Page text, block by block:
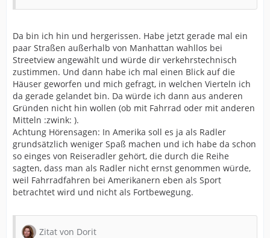
Da bin ich hin und hergerissen. Habe jetzt gerade mal ein
paar Straßen außerhalb von Manhattan wahllos bei
Streetview angewählt und würde dir verkehrstechnisch
zustimmen. Und dann habe ich mal einen Blick auf die
Häuser geworfen und mich gefragt, in welchen Vierteln ich
da gerade gelandet bin. Da würde ich dann aus anderen
Gründen nicht hin wollen (ob mit Fahrrad oder mit anderen
Mitteln :zwink: ).
Achtung Hörensagen: In Amerika soll es ja als Radler
grundsätzlich weniger Spaß machen und ich habe da schon
so einges von Reiseradler gehört, die durch die Reihe
sagten, dass man als Radler nicht ernst genommen würde,
weil Fahrradfahren bei Amerikanern eben als Sport
betrachtet wird und nicht als Fortbewegung.
Zitat von Dorit